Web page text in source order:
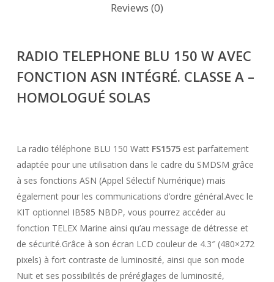
Reviews (0)
RADIO TELEPHONE BLU 150 W AVEC
FONCTION ASN INTÉGRÉ. CLASSE A –
HOMOLOGUÉ SOLAS
La radio téléphone BLU 150 Watt FS1575 est parfaitement
adaptée pour une utilisation dans le cadre du SMDSM grâce
à ses fonctions ASN (Appel Sélectif Numérique) mais
également pour les communications d’ordre général.Avec le
KIT optionnel IB585 NBDP, vous pourrez accéder au
fonction TELEX Marine ainsi qu’au message de détresse et
de sécurité.Grâce à son écran LCD couleur de 4.3″ (480×272
pixels) à fort contraste de luminosité, ainsi que son mode
Nuit et ses possibilités de préréglages de luminosité,